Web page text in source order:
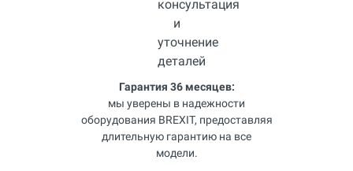
Гарантия 36 месяцев:
мы уверены в надежности
оборудования BREXIT, предоставляя
длительную гарантию на все
модели.